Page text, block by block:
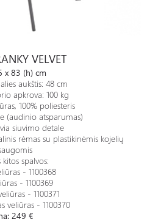
VELVET
x 83 (h) cm
aukštis: 48 cm
apkrova: 100 kg
100% poliesteris
(audinio atsparumas)
siuvimo detale
rėmas su plastikinėmis kojelių
spalvos:
- 1100368
- 1100369
- 1100371
veliūras - 1100370
249 €